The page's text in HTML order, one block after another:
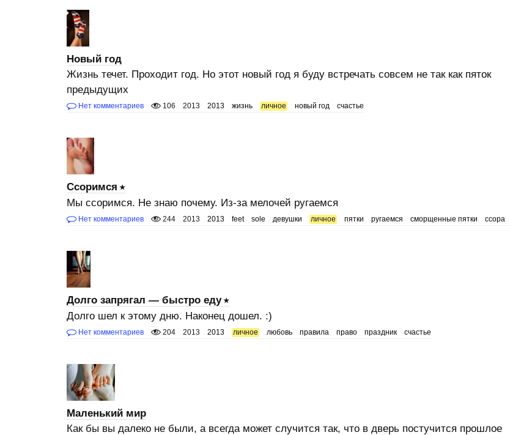
Новый год
Жизнь течет. Проходит год. Но этот новый год я буду встречать совсем не так как пяток
предыдущих
Нет комментариев 106 2013 2013 жизнь личное новый год счастье
Ссоримся
Мы ссоримся. Не знаю почему. Из-за мелочей ругаемся
Нет комментариев 244 2013 2013 feet sole девушки личное пятки ругаемся сморщенные пятки ссора
Долго запрягал — быстро еду
Долго шел к этому дню. Наконец дошел. :)
Нет комментариев 204 2013 2013 личное любовь правила право праздник счастье
Маленький мир
Как бы вы далеко не были, а всегда может случится так, что в дверь постучится прошлое